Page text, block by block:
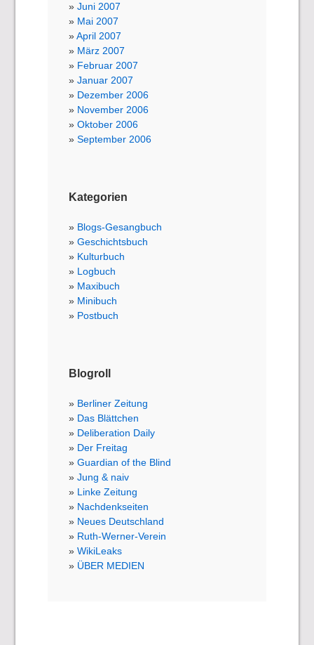
Juni 2007
Mai 2007
April 2007
März 2007
Februar 2007
Januar 2007
Dezember 2006
November 2006
Oktober 2006
September 2006
Kategorien
Blogs-Gesangbuch
Geschichtsbuch
Kulturbuch
Logbuch
Maxibuch
Minibuch
Postbuch
Blogroll
Berliner Zeitung
Das Blättchen
Deliberation Daily
Der Freitag
Guardian of the Blind
Jung & naiv
Linke Zeitung
Nachdenkseiten
Neues Deutschland
Ruth-Werner-Verein
WikiLeaks
ÜBER MEDIEN